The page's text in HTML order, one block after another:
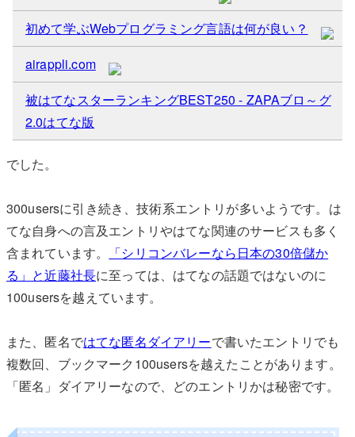
初めて学ぶWebプログラミング言語は何が良い？
airappli.com
被はてなスターランキングBEST250 - ZAPAブロ～グ
2.0はてな版
でした。
300usersに引き続き、技術系エントリが多いようです。は
てな自身への言及エントリやはてな関連のサービスも多く
含まれています。
「シリコンバレーなら日本の30倍儲か
る」と近藤社長に至っては、はてなの話題ではないのに
100usersを越えています。
また、匿名ではてな匿名ダイアリーで書いたエントリでも
複数回、ブックマーク100usersを越えたことがあります。
「匿名」ダイアリーなので、どのエントリかは秘密です。